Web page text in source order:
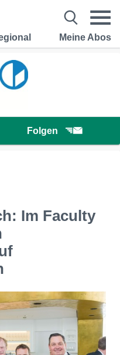
Meine Abos
Folgen
Im Faculty